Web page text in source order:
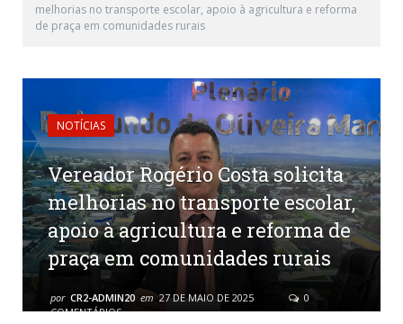
melhorias no transporte escolar, apoio à agricultura e reforma
de praça em comunidades rurais
NOTÍCIAS
Vereador Rogério Costa solicita
melhorias no transporte escolar,
apoio à agricultura e reforma de
praça em comunidades rurais
por CR2-ADMIN20 em 27 DE MAIO DE 2025
0
COMENTÁRIOS